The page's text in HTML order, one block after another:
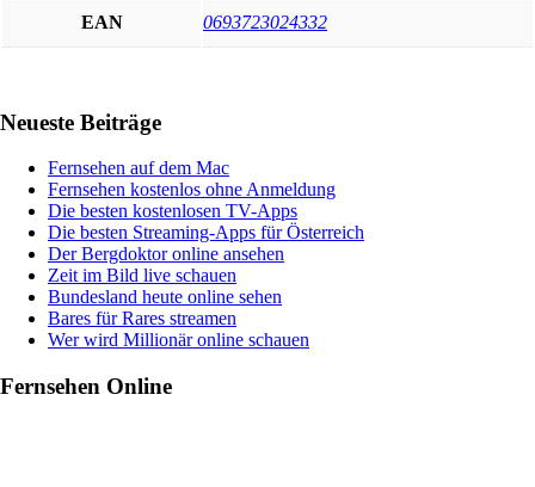
EAN 0693723024332
Sidebar
Neueste Beiträge
Fernsehen auf dem Mac
Fernsehen kostenlos ohne Anmeldung
Die besten kostenlosen TV-Apps
Die besten Streaming-Apps für Österreich
Der Bergdoktor online ansehen
Zeit im Bild live schauen
Bundesland heute online sehen
Bares für Rares streamen
Wer wird Millionär online schauen
Fernsehen Online